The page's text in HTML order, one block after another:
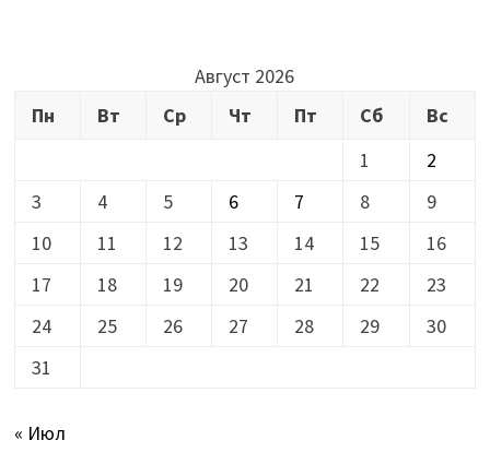
Август 2026
Пн
Вт Ср Чт Пт Сб
Вс
1
2
3
4 5 6 7 8
9
10
11 12 13 14 15
16
17
18 19 20 21 22
23
24
25 26 27 28 29
30
31
« Июл